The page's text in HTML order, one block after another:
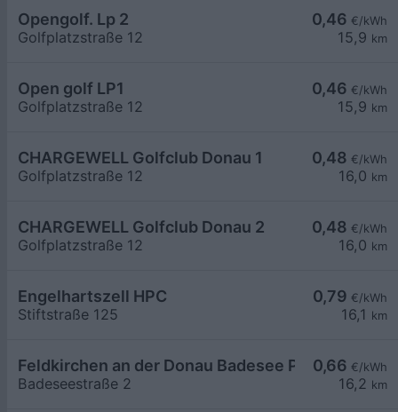
0,46 €/kWh
15,9 km
Opengolf. Lp 2
Golfplatzstraße 12
0,46 €/kWh
15,9 km
Open golf LP1
Golfplatzstraße 12
0,48 €/kWh
16,0 km
CHARGEWELL Golfclub Donau 1
Golfplatzstraße 12
0,48 €/kWh
16,0 km
CHARGEWELL Golfclub Donau 2
Golfplatzstraße 12
0,79 €/kWh
16,1 km
Engelhartszell HPC
Stiftstraße 125
0,66 €/kWh
16,2 km
Feldkirchen an der Donau Badesee Parkplatz
Badeseestraße 2